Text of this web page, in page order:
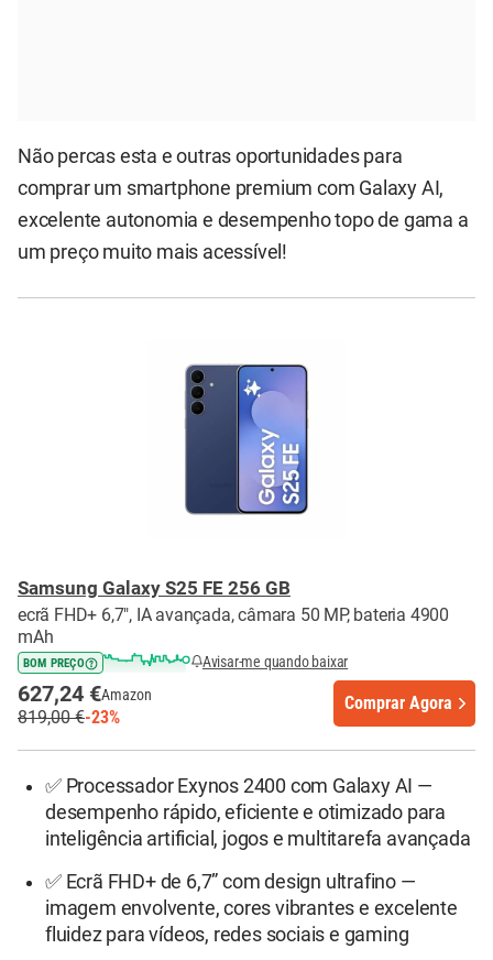
Não percas esta e outras oportunidades para
comprar um smartphone premium com Galaxy AI,
excelente autonomia e desempenho topo de gama a
um preço muito mais acessível!
Samsung Galaxy S25 FE 256 GB
ecrã FHD+ 6,7", IA avançada, câmara 50 MP, bateria 4900
mAh
BOM PREÇO Avisar-me quando baixar
627,24 €Amazon
819,00 €-23%
Comprar Agora
✅ Processador Exynos 2400 com Galaxy AI —
desempenho rápido, eficiente e otimizado para
inteligência artificial, jogos e multitarefa avançada
✅ Ecrã FHD+ de 6,7” com design ultrafino —
imagem envolvente, cores vibrantes e excelente
fluidez para vídeos, redes sociais e gaming